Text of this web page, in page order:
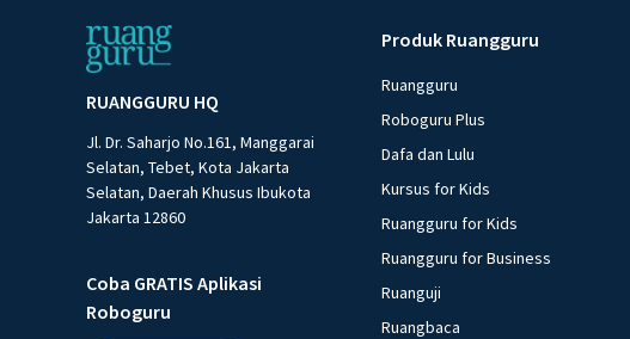
RUANGGURU HQ
Jl. Dr. Saharjo No.161, Manggarai
Selatan, Tebet, Kota Jakarta
Selatan, Daerah Khusus Ibukota
Jakarta 12860
Coba GRATIS Aplikasi
Roboguru
Produk Ruangguru
Ruangguru
Roboguru Plus
Dafa dan Lulu
Kursus for Kids
Ruangguru for Kids
Ruangguru for Business
Ruanguji
Ruangbaca